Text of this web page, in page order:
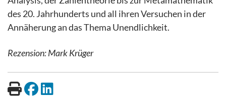
des 20. Jahrhunderts und all ihren Versuchen in der
Annäherung an das Thema Unendlichkeit.
Rezension: Mark Krüger